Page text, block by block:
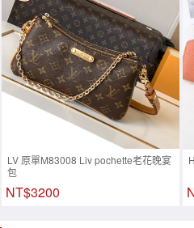
LV 原單M83008 Liv pochette老花晚宴
包
NT$3200